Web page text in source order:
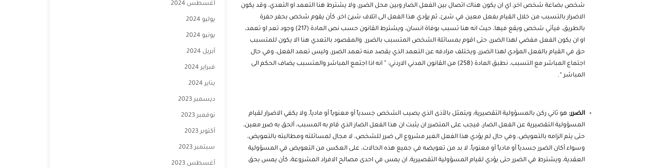
شخص بضاعة شخص اخر، اي ان يكون هناك اتصال بين الفعل الضار وبين محل الضرر، ولا يشترط هنا التعمد او التعدي، وقد يكون
الاضرار بالتسبب من خلال القيام بفعل معين في شيئ، ثم يؤدي هذا الفعل الى اتلاف شيئ اخر، كأن يقوم شخص بحفر حفرة
بالطريق، فيأتي شخص ويقع فيها، حيث انه هنا تسبب بوفاة انسان، ويشترط القانون حسب نص المادة (217) وجود تعدِ او تعمد،
او ان يكون الفعل مفضي لهذا الضرر، حتى اقوم بمسائلة الشخص المتسبب بالضرر. والمقصود بالتعدي هنا الا يكون للمتسبب
حق في القيام بالفعل المؤدي لهذا الضرر، ويختلف مرادفه عن التعمد الذي يقصد منه تعمد الضرر، وليس تعمد الفعل، وفي حال
اجتماع المباشر مع التسبب، نطبق المادة (258) من القانون المدني الاردني: ” انه اذا اجتمع المباشر والمتسبب يضاف الحكم الى
المباشر “.
الضرر: هو ثاني ركن بالمسؤولية التقصيرية، ويتمثل بالأذى الذي يصيب الشخص جسدياً أو معنوياً أو مادياً، ولا يكفي الاضرار لقيام
المسؤولية التقصيرية عن الفعل الضار، فيجب على المتضرر ان يثبت ان هذا الفعل الضار الذي قام به المسبب، ألحق به ضرر معين،
حتى يتم الزامه بالتعويض، وفي حال لم يؤدي هذا الفعل الغير مشروع الى ضرر للشخص، لا مجال لمسائلته ومطالبته بالتعويض،
وسواء أكان الضرر جسدياً أو مادياً أو معنوياً، لا بد من تعويضه في جميع هذه الحالات، على العكس من التعويض في المسؤولية
العقدية، ويشترط في الضرر حتى يؤدي لقيام المسؤولية التقصيرية، ان يمس في احدى مصالح الافراد المشروعة، كأن يمس بحق
أغسطس 2024
يوليو 2024
يونيو 2024
أبريل 2024
فبراير 2024
يناير 2024
ديسمبر 2023
نوفمبر 2023
أكتوبر 2023
سبتمبر 2023
أغسطس 2023